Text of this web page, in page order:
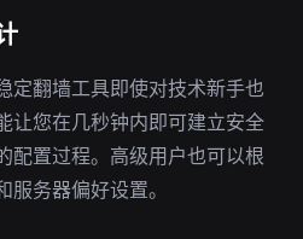
定翻墙工具即使对技术新手也
让您在几秒钟内即可建立安全
配置过程。高级用户也可以根
务器偏好设置。